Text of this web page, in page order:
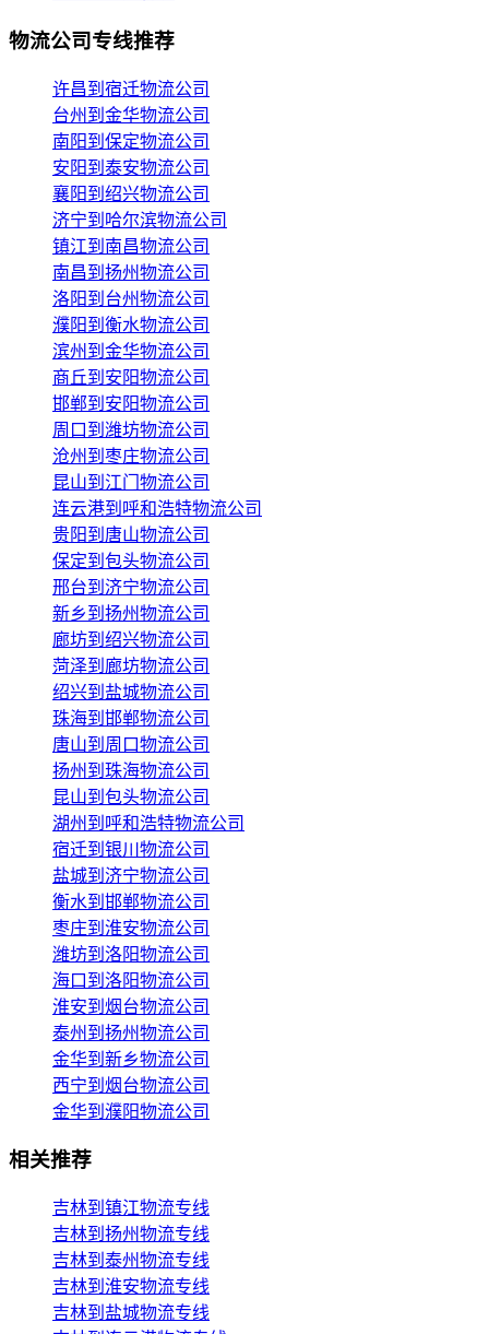
物流公司专线推荐
许昌到宿迁物流公司
台州到金华物流公司
南阳到保定物流公司
安阳到泰安物流公司
襄阳到绍兴物流公司
济宁到哈尔滨物流公司
镇江到南昌物流公司
南昌到扬州物流公司
洛阳到台州物流公司
濮阳到衡水物流公司
滨州到金华物流公司
商丘到安阳物流公司
邯郸到安阳物流公司
周口到潍坊物流公司
沧州到枣庄物流公司
昆山到江门物流公司
连云港到呼和浩特物流公司
贵阳到唐山物流公司
保定到包头物流公司
邢台到济宁物流公司
新乡到扬州物流公司
廊坊到绍兴物流公司
菏泽到廊坊物流公司
绍兴到盐城物流公司
珠海到邯郸物流公司
唐山到周口物流公司
扬州到珠海物流公司
昆山到包头物流公司
湖州到呼和浩特物流公司
宿迁到银川物流公司
盐城到济宁物流公司
衡水到邯郸物流公司
枣庄到淮安物流公司
潍坊到洛阳物流公司
海口到洛阳物流公司
淮安到烟台物流公司
泰州到扬州物流公司
金华到新乡物流公司
西宁到烟台物流公司
金华到濮阳物流公司
相关推荐
吉林到镇江物流专线
吉林到扬州物流专线
吉林到泰州物流专线
吉林到淮安物流专线
吉林到盐城物流专线